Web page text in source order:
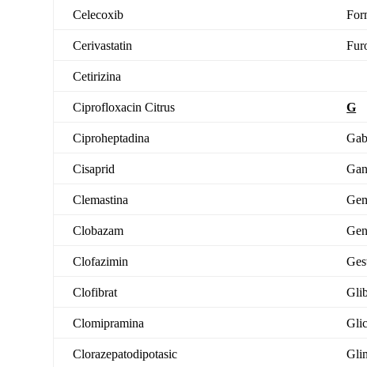
Celecoxib
Cerivastatin
Cetirizina
Ciprofloxacin Citrus G
Ciproheptadina
Cisaprid
Clemastina
Clobazam
Clofazimin
Clofibrat
Clomipramina
Clorazepatodipotasic